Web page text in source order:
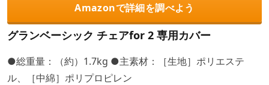
Amazonで詳細を調べよう
グランベーシック チェアfor 2 専用カバー
●総重量：（約）1.7kg ●主素材：［生地］ポリエステ
ル、［中綿］ポリプロピレン